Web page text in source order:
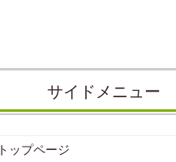
サイドメニュー
トップページ